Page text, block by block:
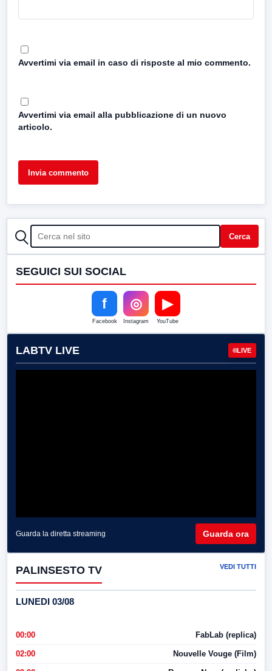
Avvertimi via email in caso di risposte al mio commento.
Avvertimi via email alla pubblicazione di un nuovo
articolo.
CERCA Cerca
SEGUICI SUI SOCIAL
f
Facebook
◎
Instagram
▶
YouTube
LABTV LIVE LIVE
Guarda la diretta streaming Guarda ora
PALINSESTO TV VEDI TUTTI
LUNEDI 03/08
00:00 FabLab (replica)
02:00 Nouvelle Vouge (Film)